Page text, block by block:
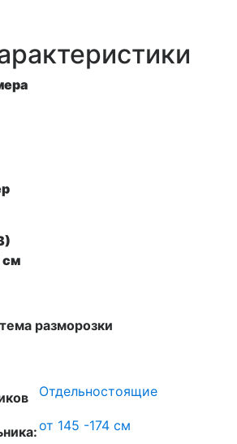
см
разморозки
Отдельностоящие
от 145 -174 см